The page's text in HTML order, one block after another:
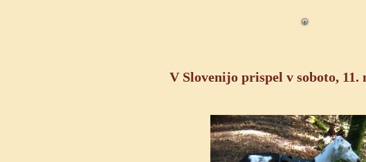
V Slovenijo prispel v soboto, 11.